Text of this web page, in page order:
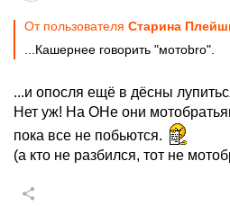
От пользователя Старина
...Кашернее говорить "мотоbro".
...и опосля ещё в дёсны
Нет уж! На ОНе они
пока все не побьются.
(а кто не разбился, тот не